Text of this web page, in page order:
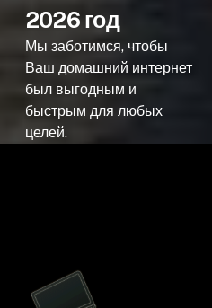
2026 год
Мы заботимся, чтобы
Ваш домашний интернет
был выгодным и
быстрым для любых
целей.